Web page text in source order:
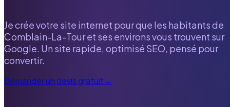
Je crée votre site internet pour que les habitants de
Comblain-La-Touret ses environs vous trouvent sur
Google. Un site rapide, optimisé SEO, pensé pour
convertir.
Demander un devis gratuit→